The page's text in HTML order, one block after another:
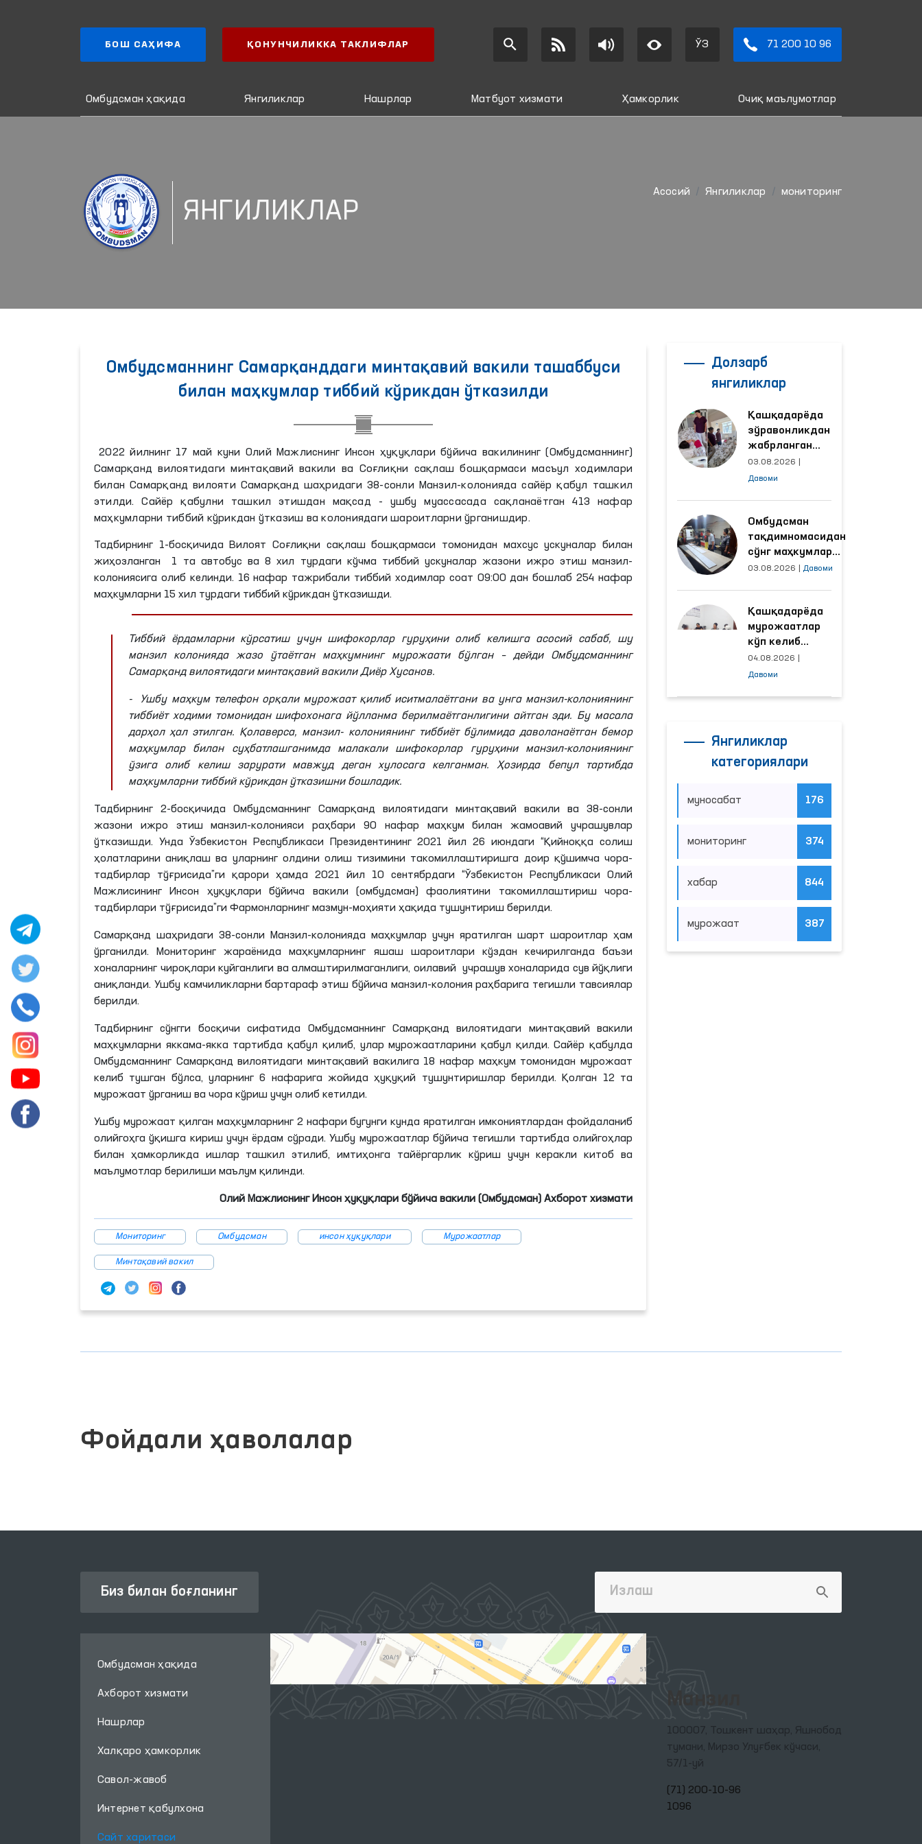
БОШ САҲИФА ҚОНУНЧИЛИККА ТАКЛИФЛАР ЎЗ 71 200 10 96
Омбудсман ҳақида Янгиликлар Нашрлар Матбуот хизмати Ҳамкорлик Очиқ маълумотлар
ЯНГИЛИКЛАР
Aсосий Янгиликлар мониторинг
Омбудсманнинг Самарқанддаги минтақавий вакили ташаббуси
билан маҳкумлар тиббий кўрикдан ўтказилди
2022 йилнинг 17 май куни Олий Мажлиснинг Инсон ҳуқуқлари бўйича вакилининг (Омбудсманнинг)
Самарқанд вилоятидаги минтақавий вакили ва Соғлиқни сақлаш бошқармаси масъул ходимлари
билан Самарқанд вилояти Самарқанд шаҳридаги 38-сонли Манзил-колонияда сайёр қабул ташкил
этилди. Сайёр қабулни ташкил этишдан мақсад - ушбу муассасада сақланаётган 413 нафар
маҳкумларни тиббий кўрикдан ўтказиш ва колониядаги шароитларни ўрганишдир.
Тадбирнинг 1-босқичида Вилоят Соғлиқни сақлаш бошқармаси томонидан махсус ускуналар билан
жиҳозланган 1 та автобус ва 8 хил турдаги кўчма тиббий ускуналар жазони ижро этиш манзил-
колониясига олиб келинди. 16 нафар тажрибали тиббий ходимлар соат 09:00 дан бошлаб 254 нафар
маҳкумларни 15 хил турдаги тиббий кўрикдан ўтказишди.
Тиббий ёрдамларни кўрсатиш учун шифокорлар гуруҳини олиб келишга асосий сабаб, шу
манзил колонияда жазо ўтаётган маҳкумнинг мурожаати бўлган – дейди Омбудсманнинг
Самарқанд вилоятидаги минтақавий вакили ДиёрХусанов.
- Ушбу маҳкум телефон орқали мурожаат қилиб иситмалаётганива унга манзил-колониянинг
тиббиёт ходими томонидан шифохонага йўлланма берилмаётганлигиниайтган эди. Бу масала
дарҳол ҳал этилган. Қолаверса, манзил- колониянинг тиббиёт бўлимида даволанаётган бемор
маҳкумлар билан суҳбатлашганимда малакали шифокорлар гуруҳини манзил-колониянинг
ўзига олиб келиш зарурати мавжуд деган хулосага келганман. Ҳозирда бепул тартибда
маҳкумларни тиббий кўрикдан ўтказишни бошладик.
Тадбирнинг 2-босқичида Омбудсманнинг Самарқанд вилоятидаги минтақавий вакили ва 38-сонли
жазони ижро этиш манзил-колонияси раҳбари 90 нафар маҳкум билан жамоавий учрашувлар
ўтказишди. Унда Ўзбекистон Республикаси Президентининг 2021 йил 26июндаги “Қийноққа солиш
ҳолатларини аниқлаш ва уларнинг олдини олиш тизимини такомиллаштиришга доир қўшимча чора-
тадбирлар тўғрисида”ги қарори ҳамда 2021 йил 10 сентябрдаги “Ўзбекистон Республикаси Олий
Мажлисининг Инсон ҳуқуқлари бўйича вакили (омбудсман) фаолиятини такомиллаштириш чора-
тадбирлари тўғрисида”ги Фармонларнинг мазмун-моҳияти ҳақида тушунтириш берилди.
Самарқанд шаҳридаги 38-сонли Манзил-колонияда маҳкумлар учун яратилган шарт шароитлар ҳам
ўрганилди. Мониторинг жараёнида маҳкумларнинг яшаш шароитлари кўздан кечирилганда баъзи
хоналарнинг чироқлари куйганлиги ва алмаштирилмаганлиги, оилавий учрашув хоналарида сув йўқлиги
аниқланди. Ушбу камчиликларни бартараф этиш бўйича манзил-колония раҳбарига тегишли тавсиялар
берилди.
Тадбирнинг сўнгги босқичи сифатида Омбудсманнинг Самарқанд вилоятидаги минтақавий вакили
маҳкумларни яккама-якка тартибда қабул қилиб, улар мурожаатларини қабул қилди. Сайёр қабулда
Омбудсманнинг Самарқанд вилоятидаги минтақавий вакилига 18 нафар маҳкум томонидан мурожаат
келиб тушган бўлса, уларнинг 6 нафарига жойида ҳуқуқий тушунтиришлар берилди. Қолган 12 та
мурожаат ўрганиш ва чора кўриш учун олиб кетилди.
Ушбу мурожаат қилган маҳкумларнинг 2 нафари бугунги кунда яратилган имкониятлардан фойдаланиб
олийгоҳга ўқишга кириш учун ёрдам сўради. Ушбу мурожаатлар бўйича тегишли тартибда олийгоҳлар
билан ҳамкорликда ишлар ташкил этилиб, имтиҳонга тайёргарлик кўриш учун керакли китоб ва
маълумотлар берилиши маълум қилинди.
Олий Мажлиснинг Инсон ҳуқуқлари бўйича вакили (Омбудсман) Ахборот хизмати
Мониторинг Омбудсман инсон ҳуқуқлари Мурожаатлар
Минтақавий вакил
Долзарб
янгиликлар
Қашқадарёда
зўравонликдан
жабрланган
аёлнинг ҳолати
Омбудсман
03.08.2026
Давоми
Омбудсман
тақдимномасидан
сўнг маҳкумлар
меҳнат қилаётган
яхшиланди
03.08.2026 Давоми
Қашқадарёда
мурожаатлар
кўп келиб
тушаётган
ҳудудлар
04.08.2026
Давоми
Янгиликлар
категориялари
муносабат 176
мониторинг 374
хабар 844
мурожаат 387
Фойдали ҳаволалар
Биз билан боғланинг
Омбудсман ҳақида
Ахборот хизмати
Нашрлар
Халқаро ҳамкорлик
Савол-жавоб
Интернет қабулхона
Сайт харитаси
Манзил
100007, Тошкент шаҳар, Яшнобод
тумани, Мирзо Улуғбек кўчаси,
57/1-уй
(71) 200-10-96
1096